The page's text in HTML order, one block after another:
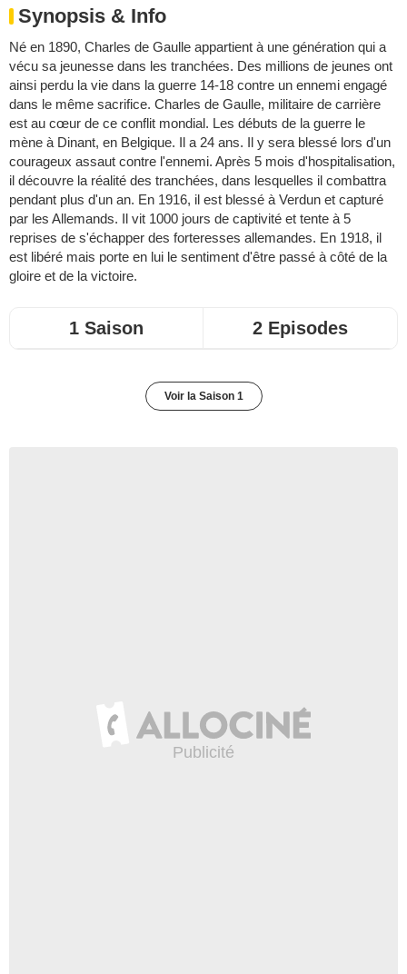
Synopsis & Info
Né en 1890, Charles de Gaulle appartient à une génération qui a
vécu sa jeunesse dans les tranchées. Des millions de jeunes ont
ainsi perdu la vie dans la guerre 14-18 contre un ennemi engagé
dans le même sacrifice. Charles de Gaulle, militaire de carrière
est au cœur de ce conflit mondial. Les débuts de la guerre le
mène à Dinant, en Belgique. Il a 24 ans. Il y sera blessé lors d'un
courageux assaut contre l'ennemi. Après 5 mois d'hospitalisation,
il découvre la réalité des tranchées, dans lesquelles il combattra
pendant plus d'un an. En 1916, il est blessé à Verdun et capturé
par les Allemands. Il vit 1000 jours de captivité et tente à 5
reprises de s'échapper des forteresses allemandes. En 1918, il
est libéré mais porte en lui le sentiment d'être passé à côté de la
gloire et de la victoire.
1 Saison 2 Episodes
Voir la Saison 1